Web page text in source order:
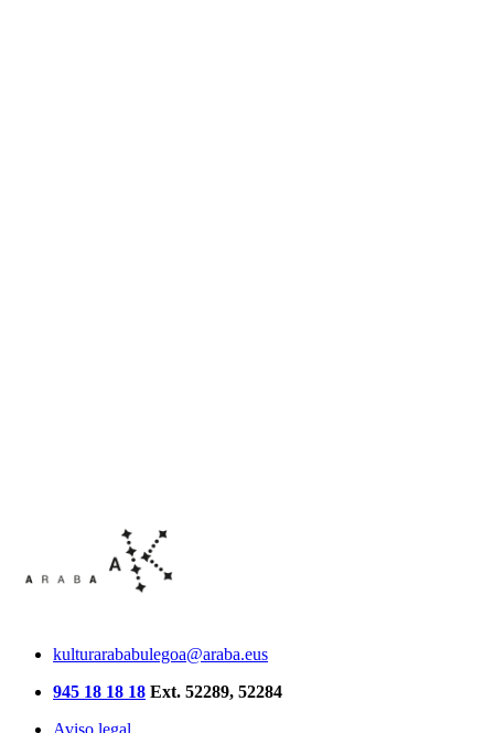
kulturarababulegoa@araba.eus
945 18 18 18 Ext. 52289, 52284
Aviso legal